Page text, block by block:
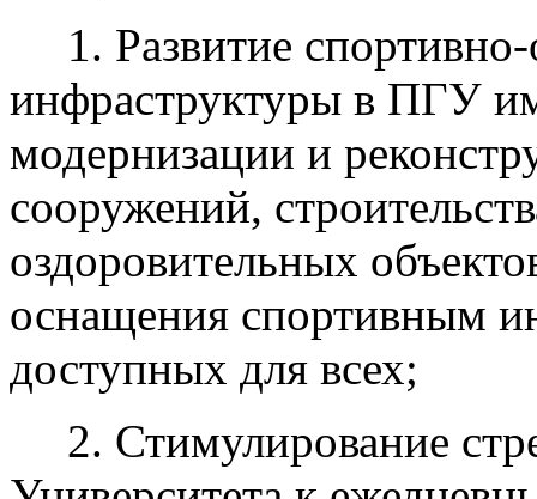
1. Развитие
инфраструктуры в ПГУ
модернизации и
сооружений,
оздоровительных
оснащения спортивным
доступных для всех;
2. Стимулирование